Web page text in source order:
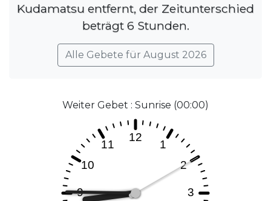
Kudamatsu entfernt, der Zeitunterschied
beträgt 6 Stunden.
Alle Gebete für August 2026
Weiter Gebet : Sunrise (00:00)